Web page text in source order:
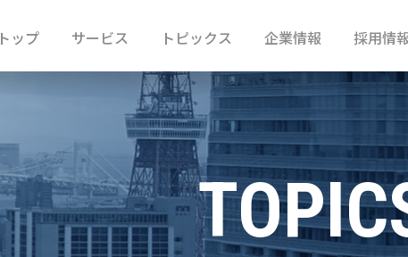
トップ サービス トピックス 企業情報 採用情